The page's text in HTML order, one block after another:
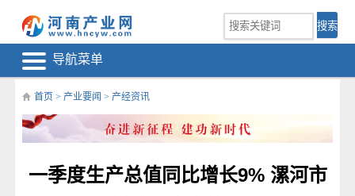
导航菜单
首页 > 产业要闻 > 产经资讯
一季度生产总值同比增长9% 漯河市